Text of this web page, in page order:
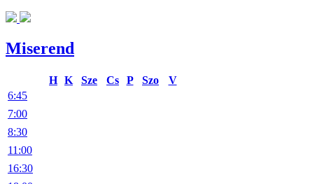
Miserend
H K Sze Cs P Szo
V
6:45
7:00
8:30
11:00
16:30